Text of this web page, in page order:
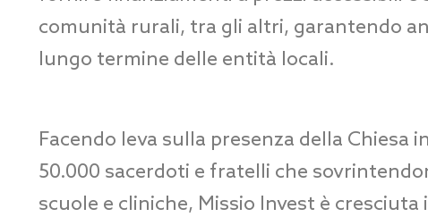
comunità rurali, tra gli altri, garantendo
lungo termine delle entità locali.
Facendo leva sulla presenza della Chiesa
50.000 sacerdoti e fratelli che
scuole e cliniche, Missio Invest è